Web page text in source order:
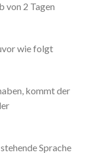
von 2 Tagen
wie folgt
kommt der
Sprache